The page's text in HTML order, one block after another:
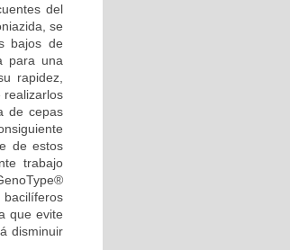
del
se
bajos de
para una
rapidez,
realizarlos
de cepas
de estos
trabajo
que evite
disminuir